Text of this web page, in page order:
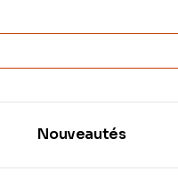
Nouveautés